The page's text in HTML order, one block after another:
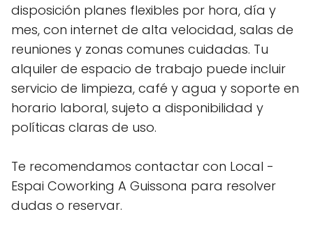
disposición planes flexibles por hora, día y
mes, con internet de alta velocidad, salas de
reuniones y zonas comunes cuidadas. Tu
alquiler de espacio de trabajo puede incluir
servicio de limpieza, café y agua y soporte en
horario laboral, sujeto a disponibilidad y
políticas claras de uso.
Te recomendamos contactar con Local -
Espai Coworking A Guissona para resolver
dudas o reservar.